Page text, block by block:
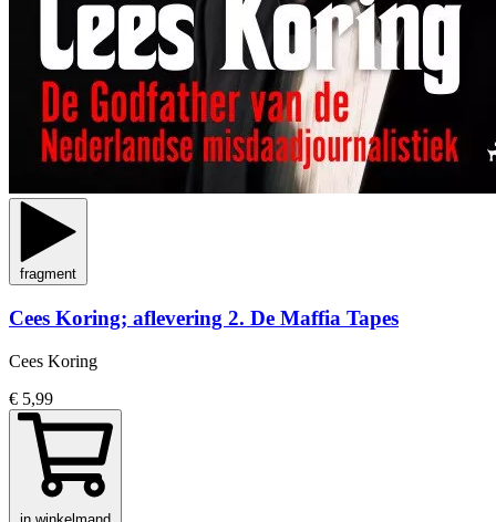
fragment
Cees Koring; aflevering 2. De Maffia Tapes
Cees Koring
€ 5,99